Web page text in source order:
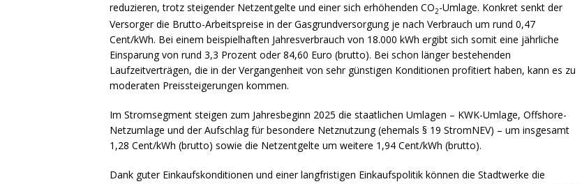
reduzieren, trotz steigender Netzentgelte und einer sich erhöhenden CO2-Umlage. Konkret senkt der
Versorger die Brutto-Arbeitspreise in der Gasgrundversorgung je nach Verbrauch um rund 0,47
Cent/kWh. Bei einem beispielhaften Jahresverbrauch von 18.000 kWh ergibt sich somit eine jährliche
Einsparung von rund 3,3 Prozent oder 84,60 Euro (brutto). Bei schon länger bestehenden
Laufzeitverträgen, die in der Vergangenheit von sehr günstigen Konditionen profitiert haben, kann es zu
moderaten Preissteigerungen kommen.
Im Stromsegment steigen zum Jahresbeginn 2025 die staatlichen Umlagen – KWK-Umlage, Offshore-
Netzumlage und der Aufschlag für besondere Netznutzung (ehemals § 19 StromNEV) – um insgesamt
1,28 Cent/kWh (brutto) sowie die Netzentgelte um weitere 1,94 Cent/kWh (brutto).
Dank guter Einkaufskonditionen und einer langfristigen Einkaufspolitik können die Stadtwerke die